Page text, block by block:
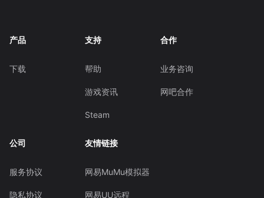
产品
下载
支持
帮助
游戏资讯
Steam
合作
业务咨询
网吧合作
公司
服务协议
隐私协议
友情链接
网易MuMu模拟器
网易UU远程